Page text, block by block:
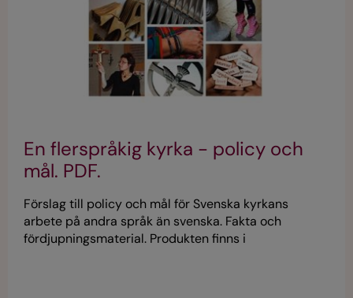
En flerspråkig kyrka - policy och
mål. PDF.
Förslag till policy och mål för Svenska kyrkans
arbete på andra språk än svenska. Fakta och
fördjupningsmaterial. Produkten finns i